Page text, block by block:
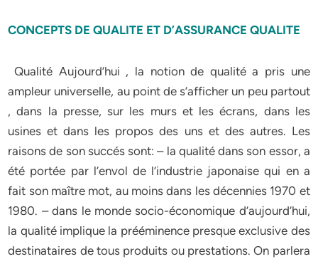
CONCEPTS DE QUALITE ET D’ASSURANCE QUALITE
Qualité Aujourd’hui , la notion de qualité a pris une
ampleur universelle, au point de s’afficher un peu partout
, dans la presse, sur les murs et les écrans, dans les
usines et dans les propos des uns et des autres. Les
raisons de son succés sont: – la qualité dans son essor, a
été portée par l’envol de l’industrie japonaise qui en a
fait son maître mot, au moins dans les décennies 1970 et
1980. – dans le monde socio-économique d’aujourd’hui,
la qualité implique la prééminence presque exclusive des
destinataires de tous produits ou prestations. On parlera